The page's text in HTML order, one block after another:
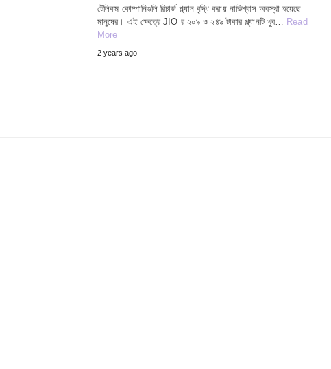
টেলিকম কোম্পানিগুলি রিচার্জ প্ল্যান বৃদ্ধি করায় নাভিশ্বাস অবস্থা হয়েছে
মানুষের। এই ক্ষেত্রে JIO র ২০৯ ও ২৪৯ টাকার প্ল্যানটি খুব… Read
More
2 years ago